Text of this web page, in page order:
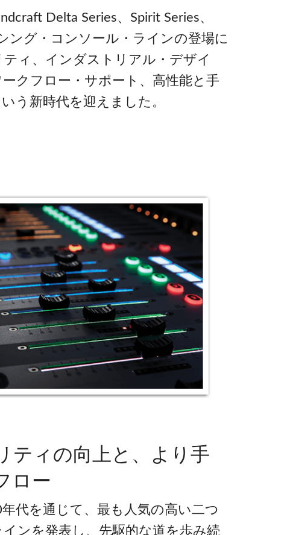
Delta Series、Spirit Series、
ング・コンソール・ラインの登場に
ィ、インダストリアル・デザイ
クフロー・サポート、高性能と手
う新時代を迎えました。
ティの向上と、より手
ロー
代を通じて、最も人気の高い二つ
ンを発表し、先駆的な道を歩み続